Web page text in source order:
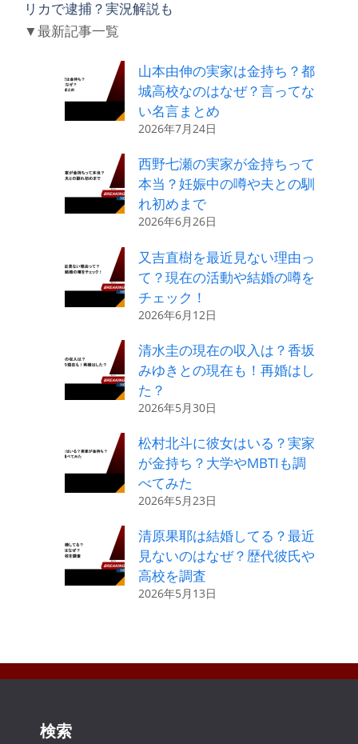
リカで逮捕？実況解説も
▼最新記事一覧
山本由伸の実家は金持ち？都
城高校なのはなぜ？言ってな
い名言まとめ
2026年7月24日
西野七瀬の実家が金持ちって
本当？妊娠中の噂や夫との馴
れ初めまで
2026年6月26日
又吉直樹を最近見ない理由っ
て？現在の活動や結婚の噂を
チェック！
2026年6月12日
清水圭の現在の収入は？香坂
みゆきとの現在も！再婚はし
た？
2026年5月30日
松村北斗に彼女はいる？実家
が金持ち？大学やMBTIも調
べてみた
2026年5月23日
清原果耶は結婚してる？最近
見ないのはなぜ？歴代彼氏や
高校を調査
2026年5月13日
検索